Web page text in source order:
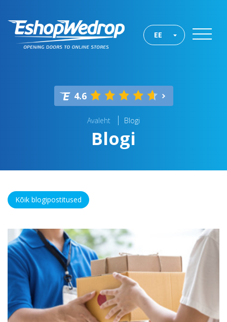
EE
4.6
Avaleht Blogi
Blogi
Kõik blogipostitused